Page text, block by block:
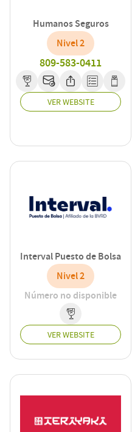
Humanos Seguros
Nivel 2
809-583-0411
VER WEBSITE
Interval Puesto de Bolsa
Nivel 2
Número no disponible
VER WEBSITE